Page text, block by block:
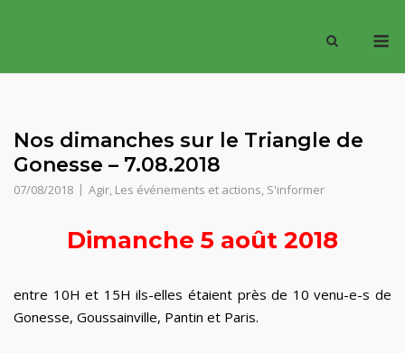
Nos dimanches sur le Triangle de
Gonesse – 7.08.2018
07/08/2018 Agir, Les événements et actions, S'informer
Dimanche 5 août 2018
entre 10H et 15H ils-elles étaient près de 10 venu-e-s de
Gonesse, Goussainville, Pantin et Paris.